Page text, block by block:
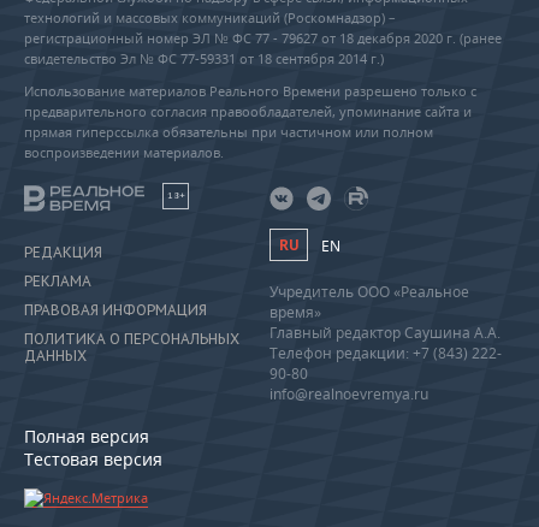
технологий и массовых коммуникаций (Роскомнадзор) –
регистрационный номер ЭЛ № ФС 77 - 79627 от 18 декабря 2020 г. (ранее
свидетельство Эл № ФС 77-59331 от 18 сентября 2014 г.)
Использование материалов Реального Времени разрешено только с
предварительного согласия правообладателей, упоминание сайта и
прямая гиперссылка обязательны при частичном или полном
воспроизведении материалов.
18+
РЕДАКЦИЯ
РЕКЛАМА
ПРАВОВАЯ ИНФОРМАЦИЯ
ПОЛИТИКА О ПЕРСОНАЛЬНЫХ
ДАННЫХ
Полная версия
Тестовая версия
RU EN
Учредитель ООО «Реальное
время»
Главный редактор Саушина А.А.
Телефон редакции: +7 (843) 222-
90-80
info@realnoevremya.ru